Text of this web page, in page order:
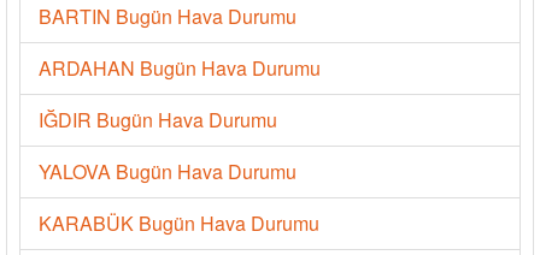
BARTIN Bugün Hava Durumu
ARDAHAN Bugün Hava Durumu
IĞDIR Bugün Hava Durumu
YALOVA Bugün Hava Durumu
KARABÜK Bugün Hava Durumu